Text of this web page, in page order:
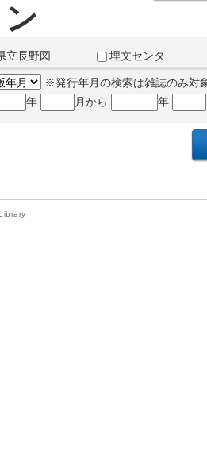
立長野図
埋文センタ
※発行年月の検索は雑誌のみ対
年
月から 年